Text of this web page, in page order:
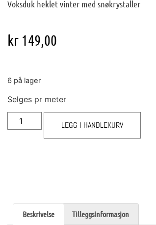
Voksduk heklet vinter med snøkrystaller
kr 149,00
6 på lager
Selges pr meter
LEGG I HANDLEKURV
Beskrivelse Tilleggsinformasjon